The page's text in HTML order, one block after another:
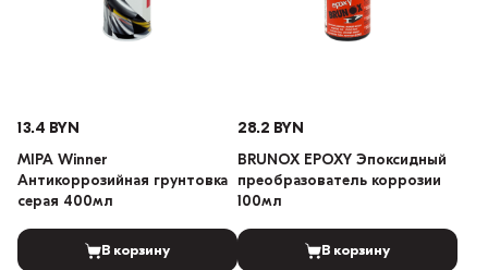
13.4 BYN
MIPA Winner
Антикоррозийная грунтовка
серая 400мл
В корзину
28.2 BYN
BRUNOX EPOXY Эпоксидный
преобразователь коррозии
100мл
В корзину